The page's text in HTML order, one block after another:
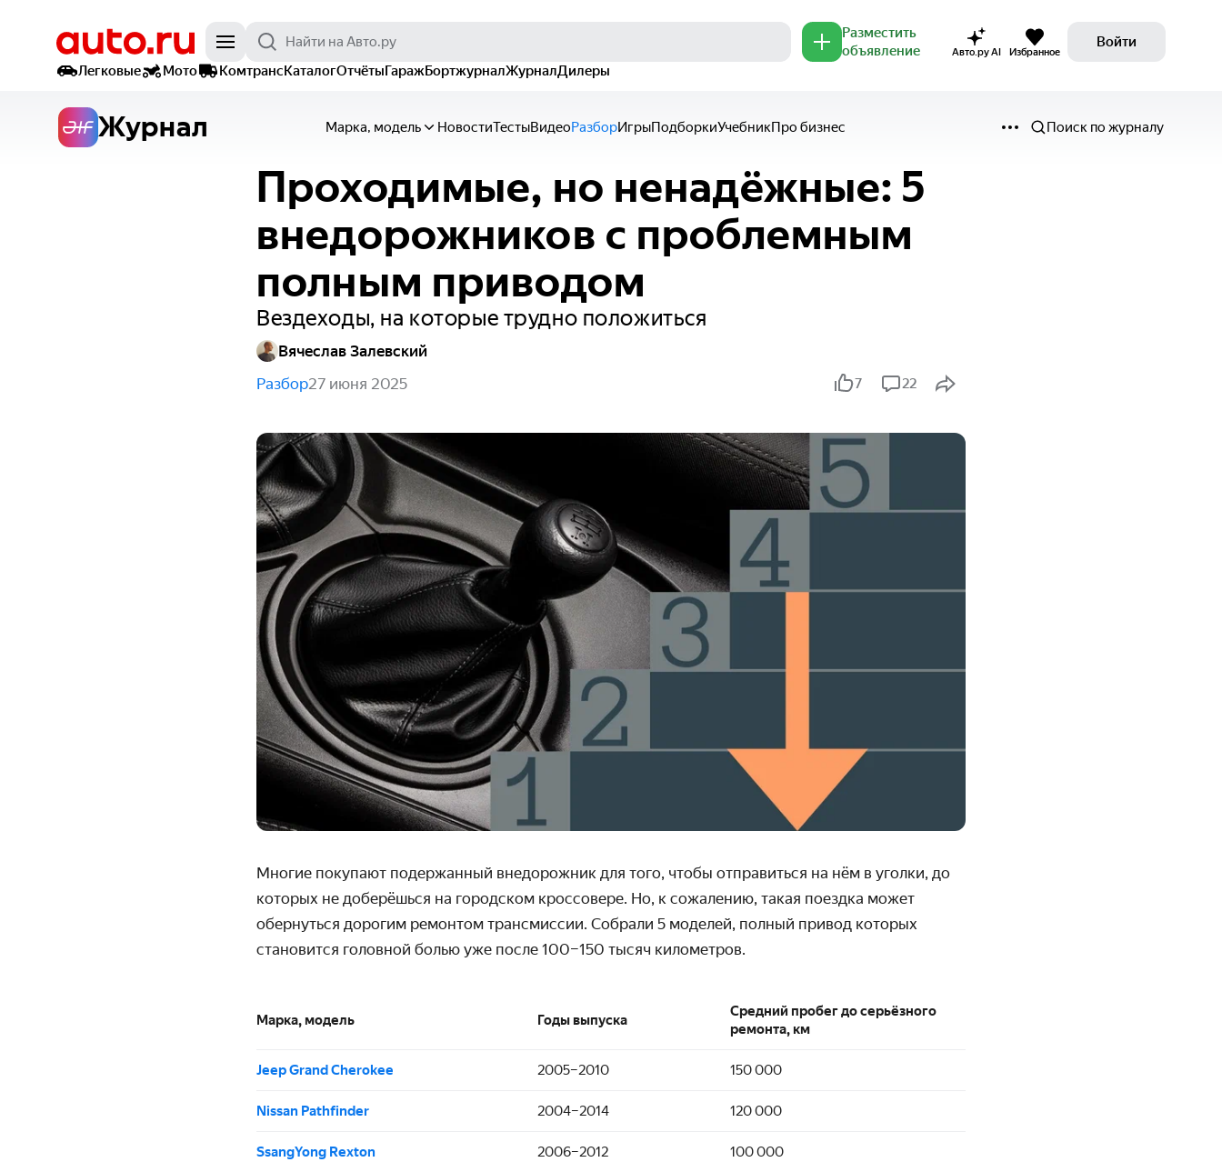
Разместить
объявление
Авто.ру AI Избранное
Войти
Легковые
Мото КомтрансКаталогОтчётыГаражБортжурналЖурналДилеры
Журнал Марка, модель НовостиТестыВидеоРазборИгрыПодборкиУчебникПро бизнес Поиск по журналу
Проходимые, но ненадёжные: 5
внедорожников с проблемным
полным приводом
Вездеходы, на которые трудно положиться
Вячеслав Залевский
Разбор27 июня 2025 7 22
Многие покупают подержанный внедорожник для того, чтобы отправиться на нём в уголки, до
которых не доберёшься на городском кроссовере. Но, к сожалению, такая поездка может
обернуться дорогим ремонтом трансмиссии. Собрали 5 моделей, полный привод которых
становится головной болью уже после 100–150 тысяч километров.
Марка, модель Годы выпуска
Средний пробег до серьёзного
ремонта, км
Jeep Grand Cherokee 2005–2010 150 000
Nissan Pathfinder 2004–2014 120 000
SsangYong Rexton 2006–2012 100 000